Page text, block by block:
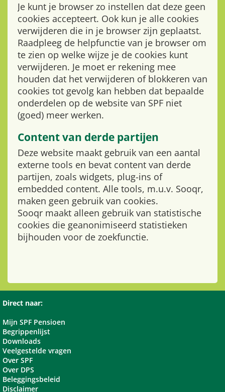
Je kunt je browser zo instellen dat deze geen
cookies accepteert. Ook kun je alle cookies
verwijderen die in je browser zijn geplaatst.
Raadpleeg de helpfunctie van je browser om
te zien op welke wijze je de cookies kunt
verwijderen. Je moet er rekening mee
houden dat het verwijderen of blokkeren van
cookies tot gevolg kan hebben dat bepaalde
onderdelen op de website van SPF niet
(goed) meer werken.
Content van derde partijen
Deze website maakt gebruik van een aantal
externe tools en bevat content van derde
partijen, zoals widgets, plug-ins of
embedded content. Alle tools, m.u.v. Sooqr,
maken geen gebruik van cookies.
Sooqr maakt alleen gebruik van statistische
cookies die geanonimiseerd statistieken
bijhouden voor de zoekfunctie.
Direct naar:
Mijn SPF Pensioen
Begrippenlijst
Downloads
Veelgestelde vragen
Over SPF
Over DPS
Beleggingsbeleid
Disclaimer